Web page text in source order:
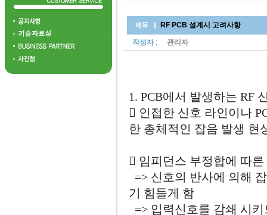
RF PCB 설계시 고려사항
작성자 : 관리자
1. PCB에서 발생하는 RF
󰂛 인접한 신호 라인이나
한 총체적인 잡음 발생 현
󰂜 임피던스 부정합에 따
=> 신호의 반사에 의해
기 힘들게 함
=> 입력신호를 감쇄 시